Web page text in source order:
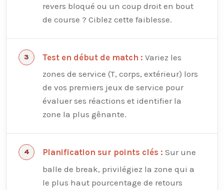
revers bloqué ou un coup droit en bout
de course ? Ciblez cette faiblesse.
Test en début de match : Variez les
zones de service (T, corps, extérieur) lors
de vos premiers jeux de service pour
évaluer ses réactions et identifier la
zone la plus gênante.
Planification sur points clés : Sur une
balle de break, privilégiez la zone qui a
le plus haut pourcentage de retours